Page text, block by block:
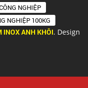
NGHIỆP
NGHIỆP 100KG
INOX ANH KHÔI. Design